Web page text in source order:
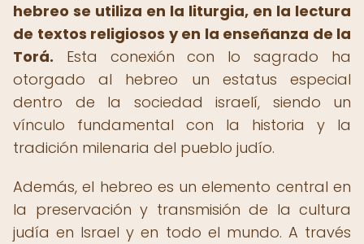
hebreo se utiliza en la liturgia, en la lectura
de textos religiosos y en la enseñanza de la
Torá. Esta conexión con lo sagrado ha
otorgado al hebreo un estatus especial
dentro de la sociedad israelí, siendo un
vínculo fundamental con la historia y la
tradición milenaria del pueblo judío.
Además, el hebreo es un elemento central en
la preservación y transmisión de la cultura
judía en Israel y en todo el mundo. A través